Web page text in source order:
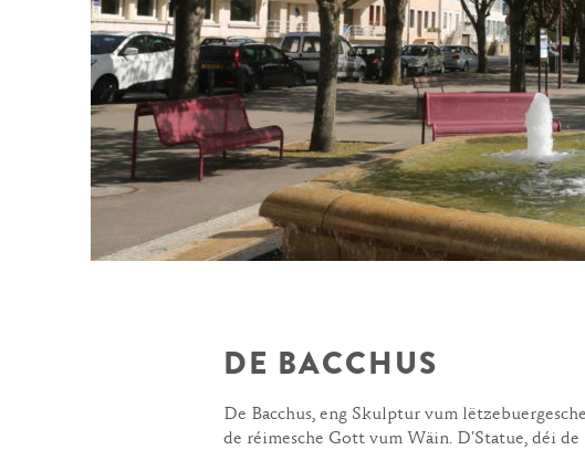
DE BACCHUS
De Bacchus, eng Skulptur vum
de réimesche Gott vum Wäin. D'Statue, déi de